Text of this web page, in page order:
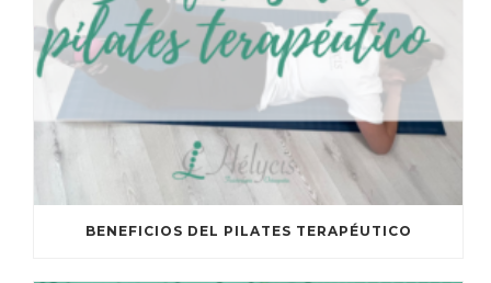
BENEFICIOS DEL PILATES TERAPÉUTICO